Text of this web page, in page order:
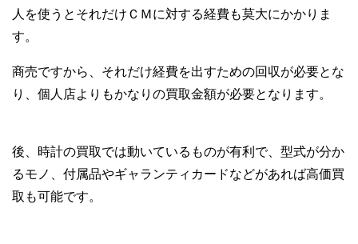
人を使うとそれだけＣＭに対する経費も莫大にかかりま
す。
商売ですから、それだけ経費を出すための回収が必要とな
り、個人店よりもかなりの買取金額が必要となります。
後、時計の買取では動いているものが有利で、型式が分か
るモノ、付属品やギャランティカードなどがあれば高価買
取も可能です。